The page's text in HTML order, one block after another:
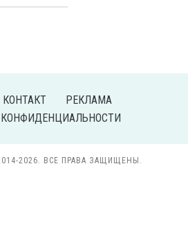
КОНТАКТ
РЕКЛАМА
2026. ВСЕ ПРАВА ЗАЩИЩЕНЫ.